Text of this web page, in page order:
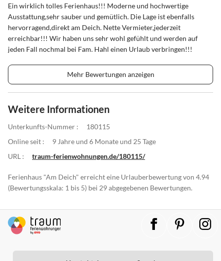
Ein wirklich tolles Ferienhaus!!! Moderne und hochwertige
Ausstattung,sehr sauber und gemütlich. Die Lage ist ebenfalls
hervorragend,direkt am Deich. Nette Vermieter,jederzeit
erreichbar!!! Wir haben uns sehr wohl gefühlt und werden auf
jeden Fall nochmal bei Fam. Hahl einen Urlaub verbringen!!!
Mehr Bewertungen anzeigen
Weitere Informationen
Unterkunfts-Nummer :
180115
Online seit :
9 Jahre und 6 Monate und 25 Tage
URL :
traum-ferienwohnungen.de/180115/
Ferienhaus "Am Deich" erreicht eine Urlauberbewertung von 4.94
(Bewertungsskala: 1 bis 5) bei 29 abgegebenen Bewertungen.